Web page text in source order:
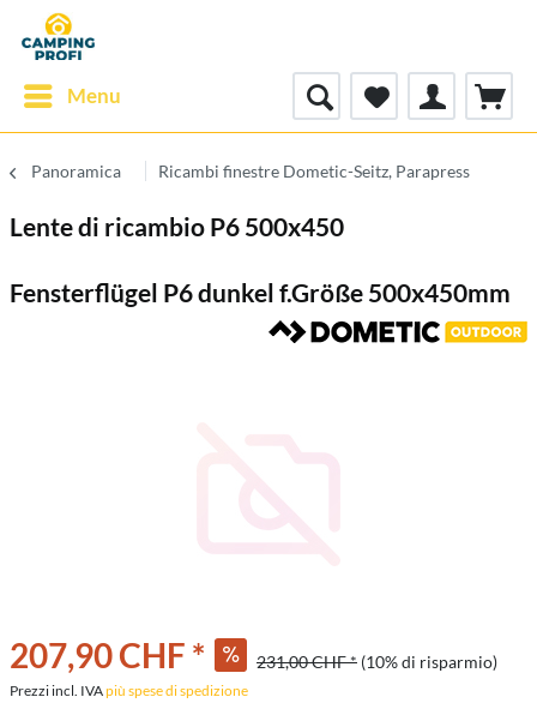
Menu
Panoramica Ricambi finestre Dometic-Seitz, Parapress
Lente di ricambio P6 500x450
Fensterflügel P6 dunkel f.Größe 500x450mm
207,90 CHF * 231,00 CHF * (10% di risparmio)
Prezzi incl. IVApiù spese di spedizione